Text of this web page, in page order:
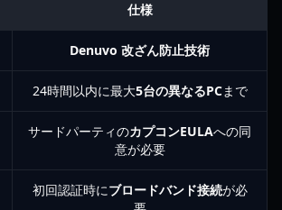
仕様
Denuvo 改ざん防止技術
24時間以内に最大5台の異なるPCまで
サードパーティのカプコンEULAへの同
意が必要
初回認証時にブロードバンド接続が必